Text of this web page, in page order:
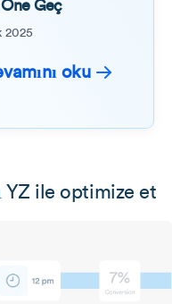
Öne Geç
2025
oku
YZ ile optimize et